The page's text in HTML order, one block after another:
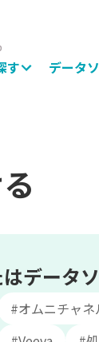
す データ
データ
#オムニチャネ